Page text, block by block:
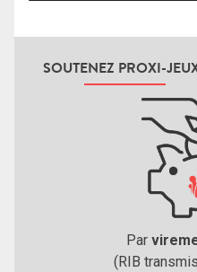
SOUTENEZ PROXI-
Par
(RIB